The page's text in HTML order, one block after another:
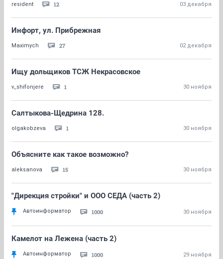
resident 12 03 декабря
Инфорт, ул. Прибрежная
Maximych 27 02 декабря
Ищу дольщиков ТСЖ Некрасовское
v_shifonjere 1 30 ноября
Салтыкова-Щедрина 128.
olgakobzeva 1 30 ноября
Объясните как такое возможно?
aleksanova 15 30 ноября
"Дирекция стройки" и ООО СЕДА (часть 2)
Автоинформатор 1000 30 ноября
Камелот на Лежена (часть 2)
Автоинформатор 1000 29 ноября